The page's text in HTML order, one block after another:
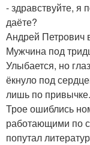
- здравствуйте, я
даёте?
Андрей Петрович
Мужчина под
Улыбается, но
ёкнуло под
лишь по
Трое ошиблись
работающими по
попутал